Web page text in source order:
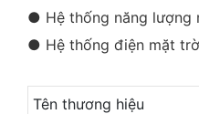
● Hệ thống năng lượng
● Hệ thống điện mặt
Tên thương hiệu